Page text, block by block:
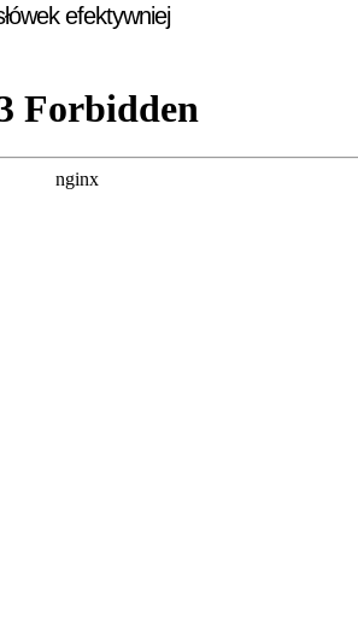
efektywniej